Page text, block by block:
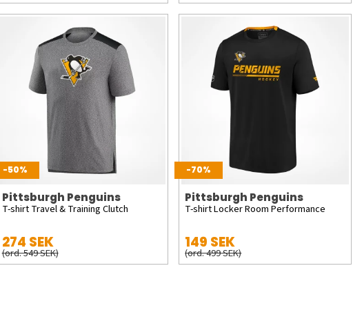
-50%
Pittsburgh Penguins
T-shirt Travel & Training Clutch
274 SEK
(ord. 549 SEK)
-70%
Pittsburgh Penguins
T-shirt Locker Room Performance
149 SEK
(ord. 499 SEK)